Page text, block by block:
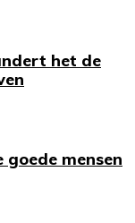
het de
goede mensen